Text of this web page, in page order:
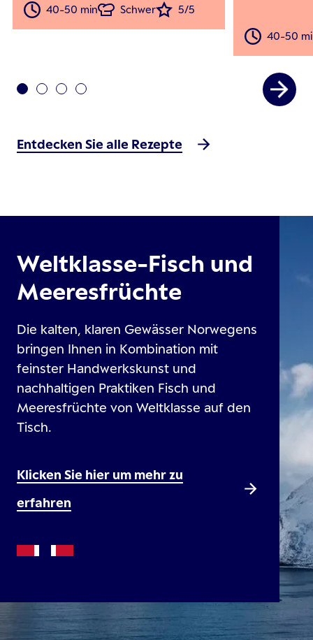
40-50 min Schwer 5/5
40-50
Entdecken Sie alle Rezepte
Weltklasse-Fisch und
Meeresfrüchte
Die kalten, klaren Gewässer Norwegens
bringen Ihnen in Kombination mit
feinster Handwerkskunst und
nachhaltigen Praktiken Fisch und
Meeresfrüchte von Weltklasse auf den
Tisch.
Klicken Sie hier um mehr zu
erfahren